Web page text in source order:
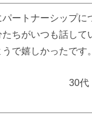
ートナーシップに
ちがいつも話して
で嬉しかったです。
30